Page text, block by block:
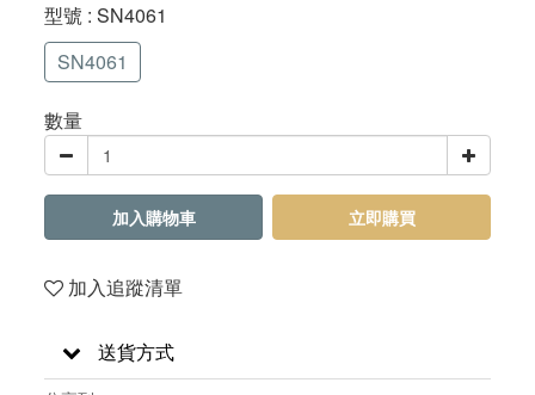
型號 : SN4061
SN4061
數量
加入購物車 立即購買
加入追蹤清單
送貨方式